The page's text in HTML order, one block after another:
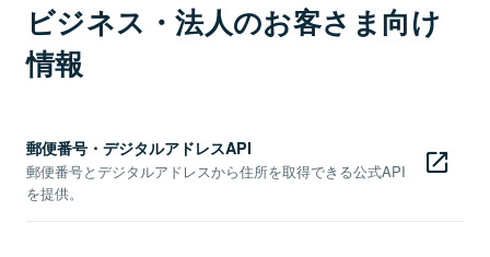
ビジネス・法人のお客さま向け
情報
郵便番号・デジタルアドレスAPI
郵便番号とデジタルアドレスから住所を取得できる公式API
を提供。